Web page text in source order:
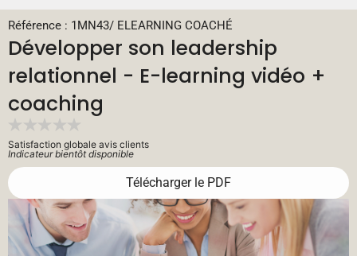
Référence : 1MN43/ ELEARNING COACHÉ
Développer son leadership
relationnel - E-learning vidéo +
coaching
Satisfaction globale avis clients
Indicateur bientôt disponible
Télécharger le PDF